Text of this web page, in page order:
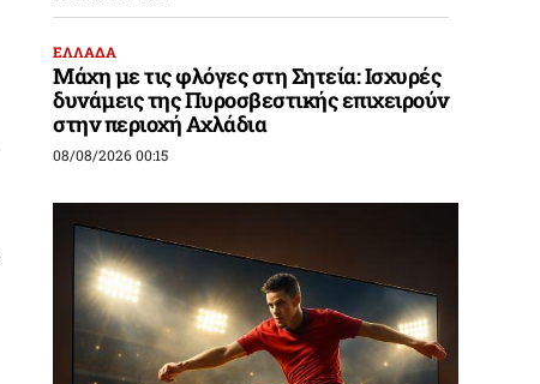
ΕΛΛΑΔΑ
Μάχη με τις φλόγες στη Σητεία: Ισχυρές
δυνάμεις της Πυροσβεστικής επιχειρούν
στην περιοχή Αχλάδια
08/08/2026 00:15